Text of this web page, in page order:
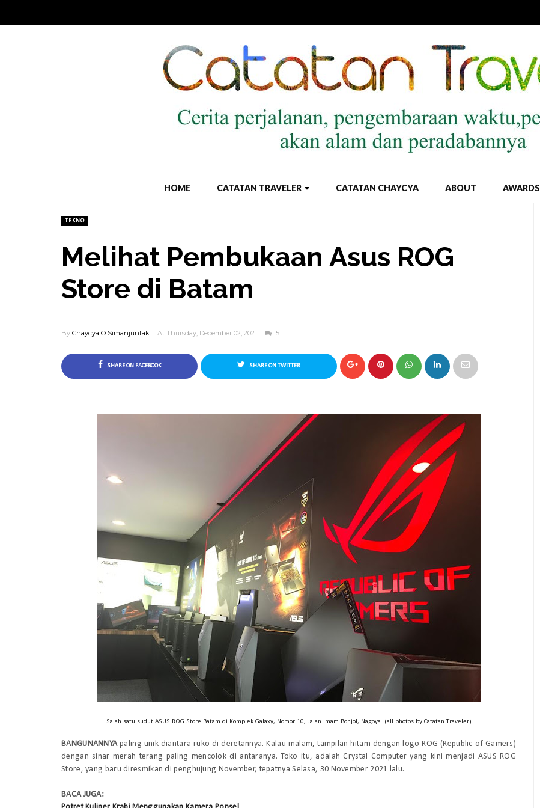
HOME CATATAN TRAVELER CATATAN CHAYCYA ABOUT AWARDS
TEKNO
Melihat Pembukaan Asus ROG
Store di Batam
By Chaycya O Simanjuntak At Thursday, December 02, 2021 15
SHARE ON FACEBOOK SHARE ON TWITTER
Salah satu sudut ASUS ROG Store Batam di Komplek Galaxy, Nomor 10, Jalan Imam Bonjol, Nagoya. (all photos by Catatan Traveler)
BANGUNANNYApaling unik diantara ruko di deretannya. Kalau malam, tampilan hitam dengan logo ROG (Republic of Gamers)
dengan sinar merah terang paling mencolok di antaranya. Toko itu, adalah Crystal Computer yang kini menjadi ASUS ROG
Store, yang baru diresmikan di penghujung November, tepatnya Selasa, 30 November 2021 lalu.
BACA JUGA: